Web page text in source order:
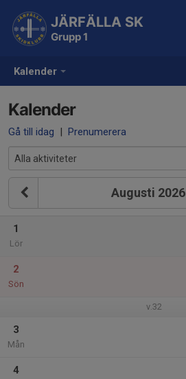
Kalender
JÄRFÄLLA SK
Grupp 1
Kalender
Gå till idag | Prenumerera
Augusti 2026
1
Lör
2
Sön
v.32
3
Mån
4